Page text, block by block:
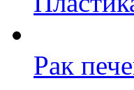
Рак